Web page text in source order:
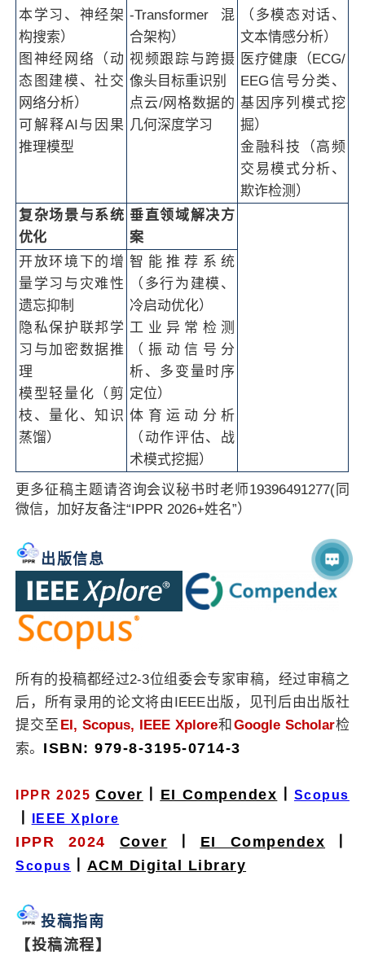
本学习、神经架
构搜索）
图神经网络（动
态图建模、社交
网络分析）
可解释AI与因果
推理模型
-Transformer混
合架构）
视频跟踪与跨摄
像头目标重识别
点云/网格数据的
几何深度学习
（多模态对话、
文本情感分析）
医疗健康（ECG/
EEG信号分类、
基因序列模式挖
掘）
金融科技（高频
交易模式分析、
欺诈检测）
复杂场景与系统
优化
垂直领域解决方
案
开放环境下的增
量学习与灾难性
遗忘抑制
隐私保护联邦学
习与加密数据推
理
模型轻量化（剪
枝、量化、知识
蒸馏）
智能推荐系统
（多行为建模、
冷启动优化）
工业异常检测
（振动信号分
析、多变量时序
定位）
体育运动分析
（动作评估、战
术模式挖掘）
更多征稿主题请咨询会议秘书时老师19396491277(同
微信，加好友备注“IPPR 2026+姓名”）
出版信息
所有的投稿都经过2-3位组委会专家审稿，经过审稿之
后，所有录用的论文将由IEEE出版，见刊后由出版社
提交至 EI, Scopus, IEEE Xplore和 Google Scholar检
索。 ISBN: 979-8-3195-0714-3
IPPR 2025Cover EI Compendex Scopus
IEEE Xplore
IPPR 2024 Cover EI Compendex
Scopus ACM Digital Library
投稿指南
【投稿流程】